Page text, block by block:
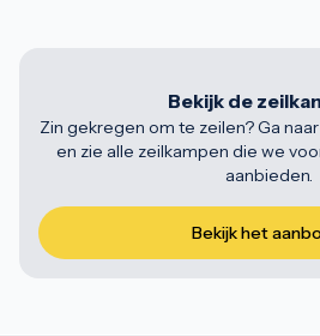
Bekijk de
Zin gekregen om te zeilen? Ga
en zie alle zeilkampen die we
aanbieden.
Bekijk het